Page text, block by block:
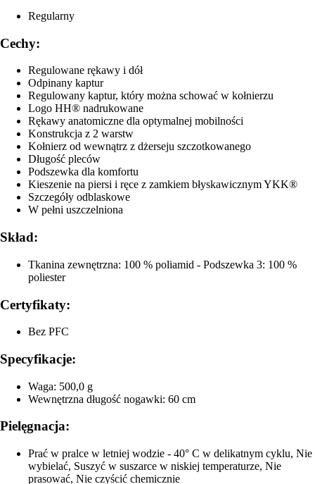
Regularny
Cechy:
Regulowane rękawy i dół
Odpinany kaptur
Regulowany kaptur, który można schować w kołnierzu
Logo HH® nadrukowane
Rękawy anatomiczne dla optymalnej mobilności
Konstrukcja z 2 warstw
Kołnierz od wewnątrz z dżerseju szczotkowanego
Długość pleców
Podszewka dla komfortu
Kieszenie na piersi i ręce z zamkiem błyskawicznym YKK®
Szczegóły odblaskowe
W pełni uszczelniona
Skład:
Tkanina zewnętrzna: 100 % poliamid - Podszewka 3: 100 %
poliester
Certyfikaty:
Bez PFC
Specyfikacje:
Waga: 500,0 g
Wewnętrzna długość nogawki: 60 cm
Pielęgnacja:
Prać w pralce w letniej wodzie - 40° C w delikatnym cyklu, Nie
wybielać, Suszyć w suszarce w niskiej temperaturze, Nie
prasować, Nie czyścić chemicznie